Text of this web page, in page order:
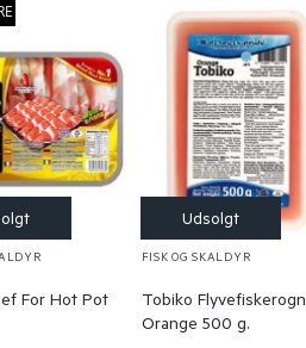
For Hot Pot
FISK OG SKALDYR
Tobiko Flyvefiskerogn
Orange 500 g.